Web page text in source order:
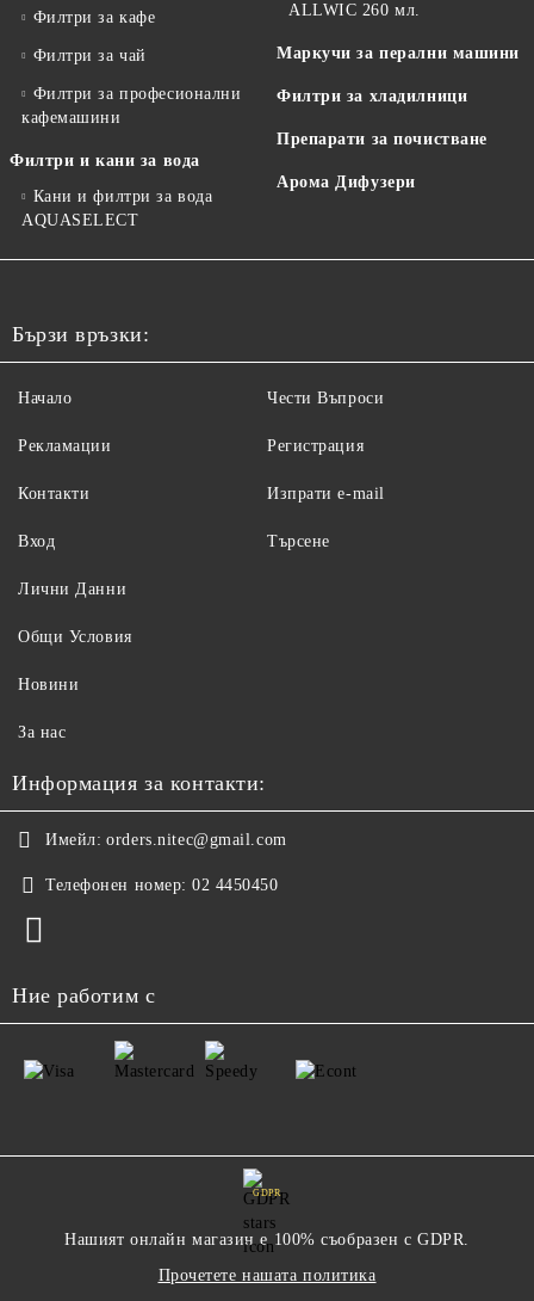
Филтри за кафе
Филтри за чай
Филтри за професионални
кафемашини
Филтри и кани за вода
Кани и филтри за вода
AQUASELECT
ALLWIC 260 мл.
Маркучи за перални машини
Филтри за хладилници
Препарати за почистване
Арома Дифузери
Бързи връзки:
Начало
Рекламации
Контакти
Вход
Чести Въпроси
Регистрация
Изпрати e-mail
Търсене
Лични Данни
Общи Условия
Новини
За нас
Информация за контакти:
Имейл: orders.nitec@gmail.com
Телефонен номер: 02 4450450
Ние работим с
GDPR
Нашият онлайн магазин е 100% съобразен с GDPR.
Прочетете нашата политика